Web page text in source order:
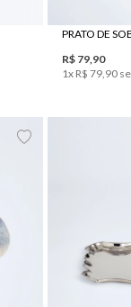
R$ 79 90
1x R$ 79 90